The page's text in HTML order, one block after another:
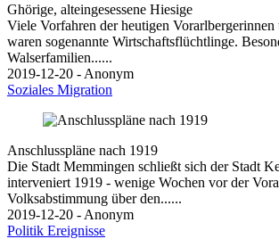
Ghörige, alteingesessene Hiesige
Viele Vorfahren der heutigen
waren sogenannte Wirtschaftsflüchtlinge.
Walserfamilien......
2019-12-20 - Anonym
Soziales Migration
Anschlusspläne nach 1919
Die Stadt Memmingen schließt sich der Stadt
interveniert 1919 - wenige Wochen vor der
Volksabstimmung über den......
2019-12-20 - Anonym
Politik Ereignisse